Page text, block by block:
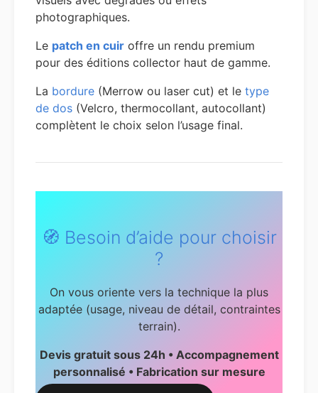
photographiques.
Le patch en cuir offre un rendu premium
pour des éditions collector haut de gamme.
La bordure (Merrow ou laser cut) et le type
de dos (Velcro, thermocollant, autocollant)
complètent le choix selon l’usage final.
🧭 Besoin d’aide pour choisir
?
On vous oriente vers la technique la plus
adaptée (usage, niveau de détail, contraintes
terrain).
Devis gratuit sous 24h • Accompagnement
personnalisé • Fabrication sur mesure